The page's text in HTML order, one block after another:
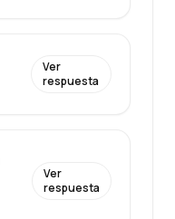
Ver
respuesta
Ver
respuesta